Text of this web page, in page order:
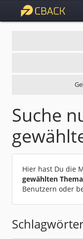
Suche
Hier hast Du die
gewählten
Benutzern oder